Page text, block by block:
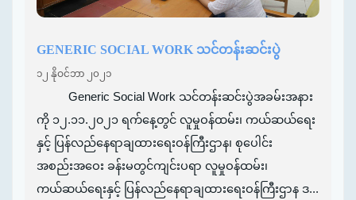
GENERIC SOCIAL WORK သင်တန်းဆင်းပွဲ
၁၂ နိုဝင်ဘာ ၂၀၂၁
Generic Social Work သင်တန်းဆင်းပွဲအခမ်းအနား
ကို ၁၂.၁၁.၂၀၂၁ ရက်နေ့တွင် လူမှုဝန်ထမ်း၊ ကယ်ဆယ်ရေး
နှင့် ပြန်လည်နေရာချထားရေးဝန်ကြီးဌာန၊ စုပေါင်း
အစည်းအဝေး ခန်းမတွင်ကျင်းပရာ လူမှုဝန်ထမ်း၊
ကယ်ဆယ်ရေးနှင့် ပြန်လည်နေရာချထားရေးဝန်ကြီးဌာန ဒ...